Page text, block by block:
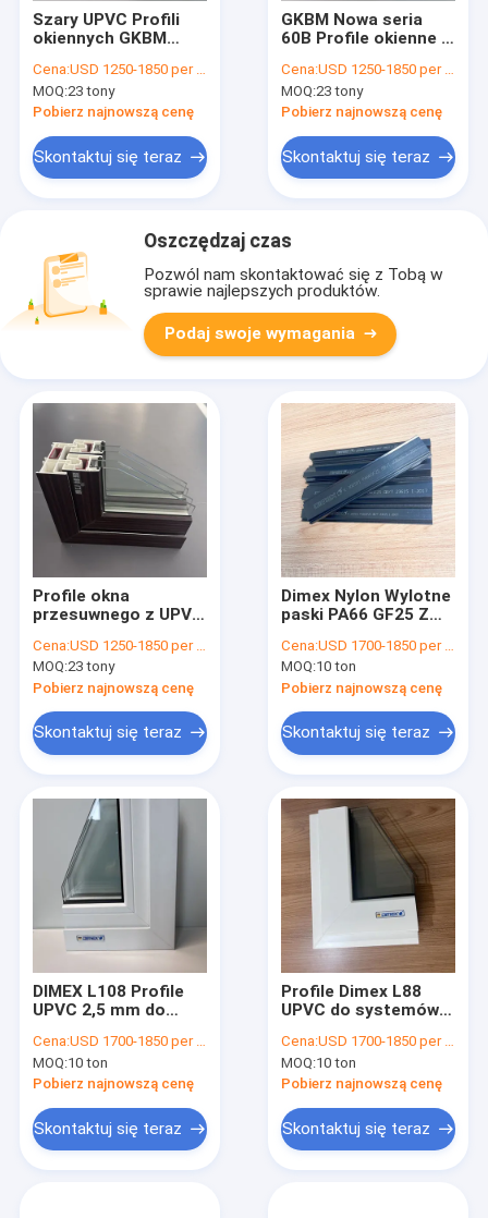
Szary UPVC Profili
okiennych GKBM
60B
Cena:USD 1250-1850 per ton
MOQ:23 tony
Pobierz najnowszą cenę
Skontaktuj się teraz
GKBM Nowa seria
60B Profile okienne z
Ekstruowane
brązowe
Cena:USD 1250-1850 per ton
MOQ:23 tony
Pobierz najnowszą cenę
Skontaktuj się teraz
Oszczędzaj czas
Pozwól nam skontaktować się z Tobą w
sprawie najlepszych produktów.
Podaj swoje wymagania
Profile okna
przesuwnego z UPVC
elementy
konstrukcyjne
Cena:USD 1250-1850 per ton
MOQ:23 tony
Pobierz najnowszą cenę
Skontaktuj się teraz
Dimex Nylon Wylotne
paski PA66 GF25 Z
starzenie się
Cena:USD 1700-1850 per ton
MOQ:10 ton
Pobierz najnowszą cenę
Skontaktuj się teraz
DIMEX L108 Profile
UPVC 2,5 mm do
drzwi
Cena:USD 1700-1850 per ton
MOQ:10 ton
Pobierz najnowszą cenę
Skontaktuj się teraz
Profile Dimex L88
UPVC do systemów
drzwi
Cena:USD 1700-1850 per ton
MOQ:10 ton
Pobierz najnowszą cenę
Skontaktuj się teraz